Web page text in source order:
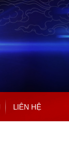
LIÊN HỆ